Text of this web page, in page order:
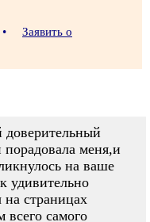
•
Заявить о
доверительный
меня,и
на ваше
удивительно
страницах
самого